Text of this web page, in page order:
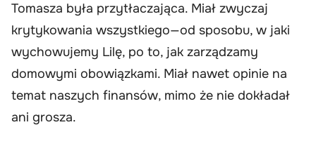
Tomasza była przytłaczająca. Miał zwyczaj
krytykowania wszystkiego—od sposobu, w jaki
wychowujemy Lilę, po to, jak zarządzamy
domowymi obowiązkami. Miał nawet opinie na
temat naszych finansów, mimo że nie dokładał
ani grosza.